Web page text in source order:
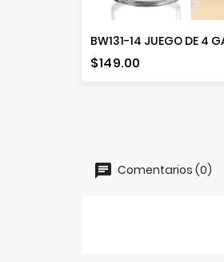
Precio
$149.00
Comentarios (0)